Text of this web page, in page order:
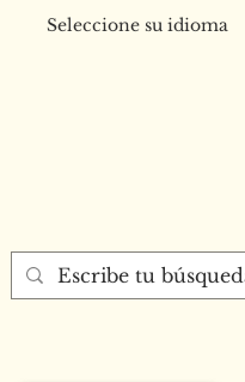
Seleccione su idioma